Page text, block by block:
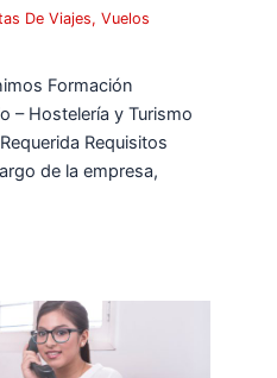
De Viajes,Vuelos
Formación
– Hostelería y Turismo
Requisitos
de la empresa,